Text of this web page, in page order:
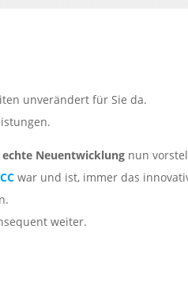
unverändert für Sie da.
echte Neuentwicklung nun
war und ist, immer das
weiter.